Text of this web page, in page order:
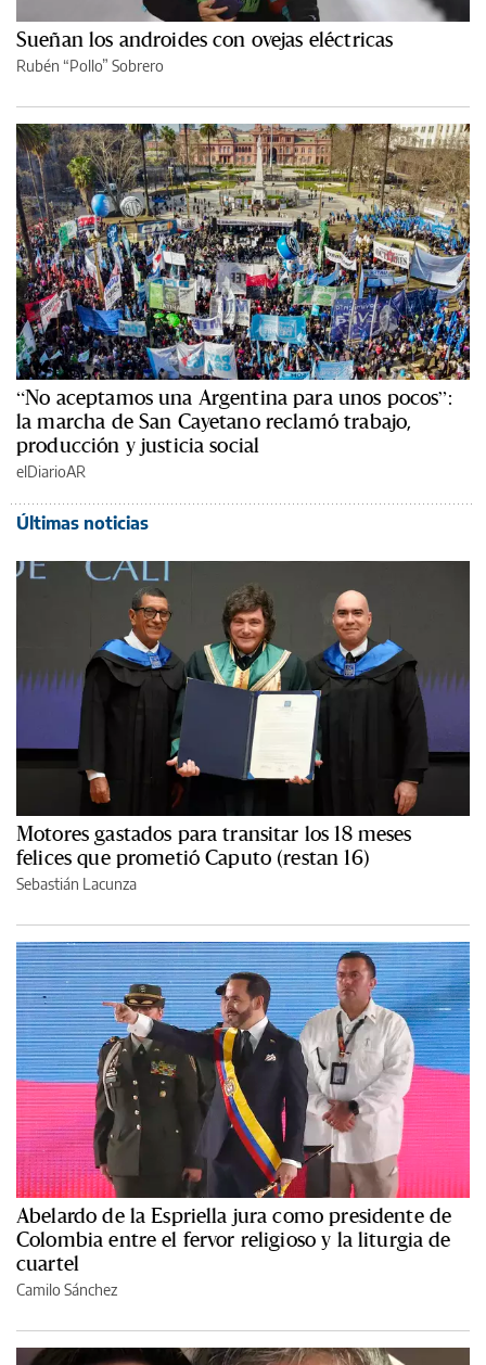
Sueñan los androides con ovejas eléctricas
Rubén “Pollo” Sobrero
“No aceptamos una Argentina para unos pocos”:
la marcha de San Cayetano reclamó trabajo,
producción y justicia social
elDiarioAR
Últimas noticias
Motores gastados para transitar los 18 meses
felices que prometió Caputo (restan 16)
Sebastián Lacunza
Abelardo de la Espriella jura como presidente de
Colombia entre el fervor religioso y la liturgia de
cuartel
Camilo Sánchez